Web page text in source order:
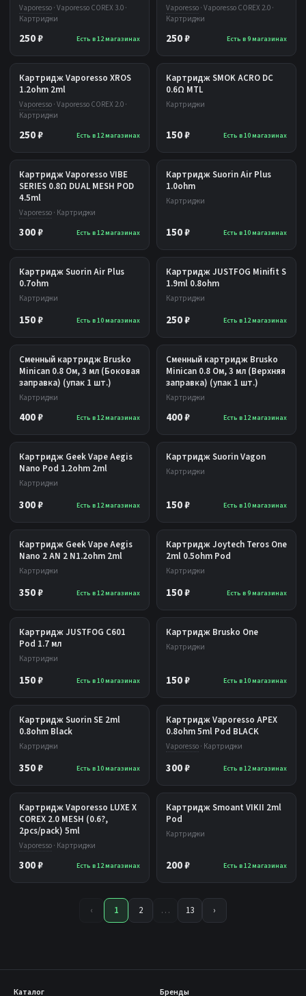
Vaporesso · Vaporesso COREX 3.0 ·
Картриджи
250 ₽ Есть в 12 магазинах
Vaporesso · Vaporesso COREX 2.0 ·
Картриджи
250 ₽ Есть в 9 магазинах
Картридж Vaporesso XROS
1.2ohm 2ml
Vaporesso · Vaporesso COREX 2.0 ·
Картриджи
250 ₽ Есть в 12 магазинах
Картридж SMOK ACRO DC
0.6Ω MTL
Картриджи
150 ₽ Есть в 10 магазинах
Картридж Vaporesso VIBE
SERIES 0.8Ω DUAL MESH POD
4.5ml
Vaporesso · Картриджи
300 ₽ Есть в 12 магазинах
Картридж Suorin Air Plus
1.0ohm
Картриджи
150 ₽ Есть в 10 магазинах
Картридж Suorin Air Plus
0.7ohm
Картриджи
150 ₽ Есть в 10 магазинах
Картридж JUSTFOG Minifit S
1.9ml 0.8ohm
Картриджи
250 ₽ Есть в 12 магазинах
Сменный картридж Brusko
Minican 0.8 Ом, 3 мл (Боковая
заправка) (упак 1 шт.)
Картриджи
400 ₽ Есть в 12 магазинах
Сменный картридж Brusko
Minican 0.8 Ом, 3 мл (Верхняя
заправка) (упак 1 шт.)
Картриджи
400 ₽ Есть в 12 магазинах
Картридж Geek Vape Aegis
Nano Pod 1.2ohm 2ml
Картриджи
300 ₽ Есть в 12 магазинах
Картридж Suorin Vagon
Картриджи
150 ₽ Есть в 10 магазинах
Картридж Geek Vape Aegis
Nano 2 AN 2 N1.2ohm 2ml
Картриджи
350 ₽ Есть в 12 магазинах
Картридж Joytech Teros One
2ml 0.5ohm Pod
Картриджи
150 ₽ Есть в 9 магазинах
Картридж JUSTFOG C601
Pod 1.7 мл
Картриджи
150 ₽ Есть в 10 магазинах
Картридж Brusko One
Картриджи
150 ₽ Есть в 10 магазинах
Картридж Suorin SE 2ml
0.8ohm Black
Картриджи
350 ₽ Есть в 10 магазинах
Картридж Vaporesso APEX
0.8ohm 5ml Pod BLACK
Vaporesso · Картриджи
300 ₽ Есть в 12 магазинах
Картридж Vaporesso LUXE X
COREX 2.0 MESH (0.6?,
2pcs/pack) 5ml
Vaporesso · Картриджи
300 ₽ Есть в 12 магазинах
Картридж Smoant VIKII 2ml
Pod
Картриджи
200 ₽ Есть в 12 магазинах
‹ 1 2 … 13 ›
Каталог Бренды